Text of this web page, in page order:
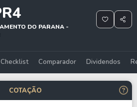
DO PARANA -
Checklist Comparador Dividendos
COTAÇÃO